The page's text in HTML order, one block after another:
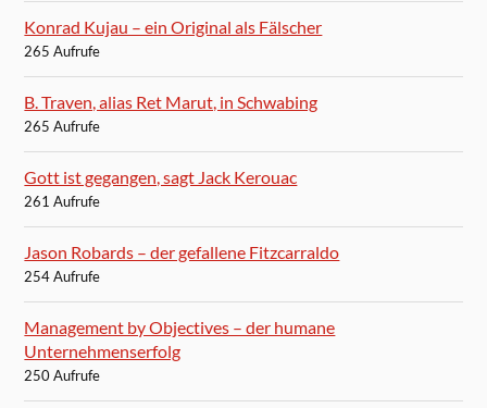
Konrad Kujau – ein Original als Fälscher
265 Aufrufe
B. Traven, alias Ret Marut, in Schwabing
265 Aufrufe
Gott ist gegangen, sagt Jack Kerouac
261 Aufrufe
Jason Robards – der gefallene Fitzcarraldo
254 Aufrufe
Management by Objectives – der humane
Unternehmenserfolg
250 Aufrufe